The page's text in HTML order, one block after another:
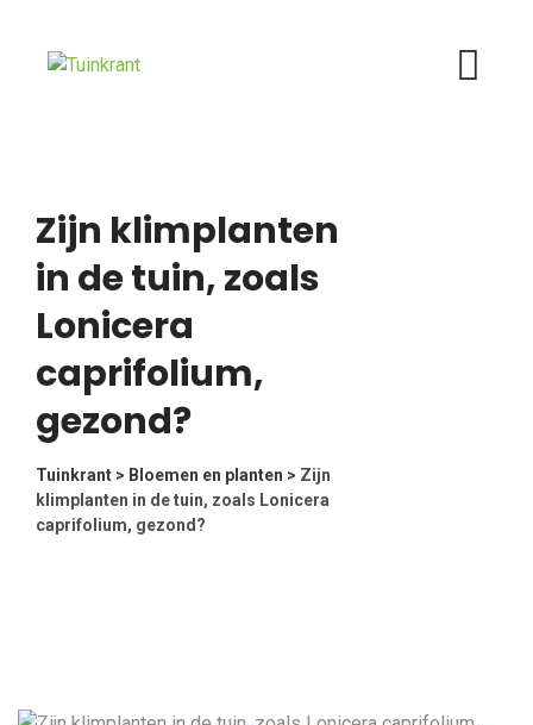
content
Zijn klimplanten
in de tuin, zoals
Lonicera
caprifolium,
gezond?
Tuinkrant > Bloemen en planten > Zijn
klimplanten in de tuin, zoals Lonicera
caprifolium, gezond?